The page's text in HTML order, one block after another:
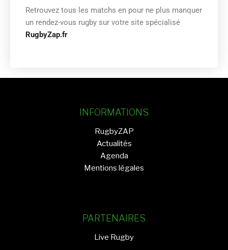
Retrouvez tous les matchs en pour ne plus manquer
un rendez-vous rugby sur votre site spécialisé
RugbyZap.fr
INFORMATIONS
RugbyZAP
Actualités
Agenda
Mentions légales
PARTENAIRES
Live Rugby